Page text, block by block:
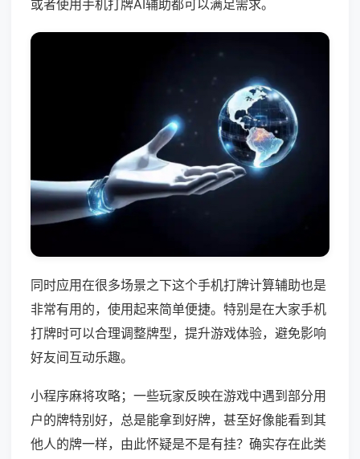
或者使用手机打牌AI辅助都可以满足需求。
同时应用在很多场景之下这个手机打牌计算辅助也是
非常有用的，使用起来简单便捷。特别是在大家手机
打牌时可以合理调整牌型，提升游戏体验，避免影响
好友间互动乐趣。
小程序麻将攻略；一些玩家反映在游戏中遇到部分用
户的牌特别好，总是能拿到好牌，甚至好像能看到其
他人的牌一样，由此怀疑是不是有挂？确实存在此类